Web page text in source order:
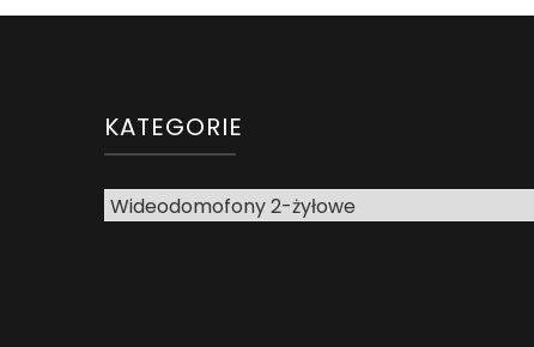
KATEGORIE
Kategorie